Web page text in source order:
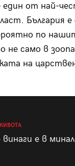
от най-
България
по
не само в
на
е в